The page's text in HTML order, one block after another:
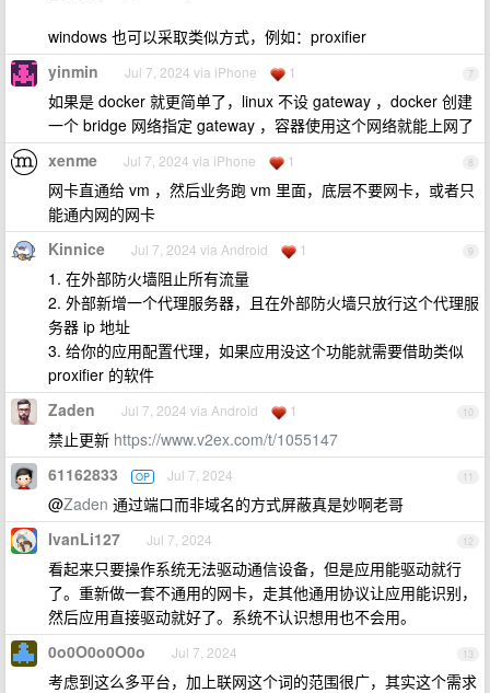
windows 也可以采取类似方式，例如：proxifier
7
yinmin Jul 7, 2024 via iPhone 1
如果是 docker 就更简单了，linux 不设 gateway ，docker 创建
一个 bridge 网络指定 gateway ，容器使用这个网络就能上网了
8
xenme Jul 7, 2024 via iPhone 1
网卡直通给 vm ，然后业务跑 vm 里面，底层不要网卡，或者只
能通内网的网卡
9
Kinnice Jul 7, 2024 via Android 1
1. 在外部防火墙阻止所有流量
2. 外部新增一个代理服务器，且在外部防火墙只放行这个代理服
务器 ip 地址
3. 给你的应用配置代理，如果应用没这个功能就需要借助类似
proxifier 的软件
10
Zaden Jul 7, 2024 via Android 1
禁止更新 https://www.v2ex.com/t/1055147
11
61162833 OP Jul 7, 2024
@Zaden 通过端口而非域名的方式屏蔽真是妙啊老哥
12
IvanLi127 Jul 7, 2024
看起来只要操作系统无法驱动通信设备，但是应用能驱动就行
了。重新做一套不通用的网卡，走其他通用协议让应用能识别，
然后应用直接驱动就好了。系统不认识想用也不会用。
13
0o0O0o0O0o Jul 7, 2024
考虑到这么多平台，加上联网这个词的范围很广，其实这个需求